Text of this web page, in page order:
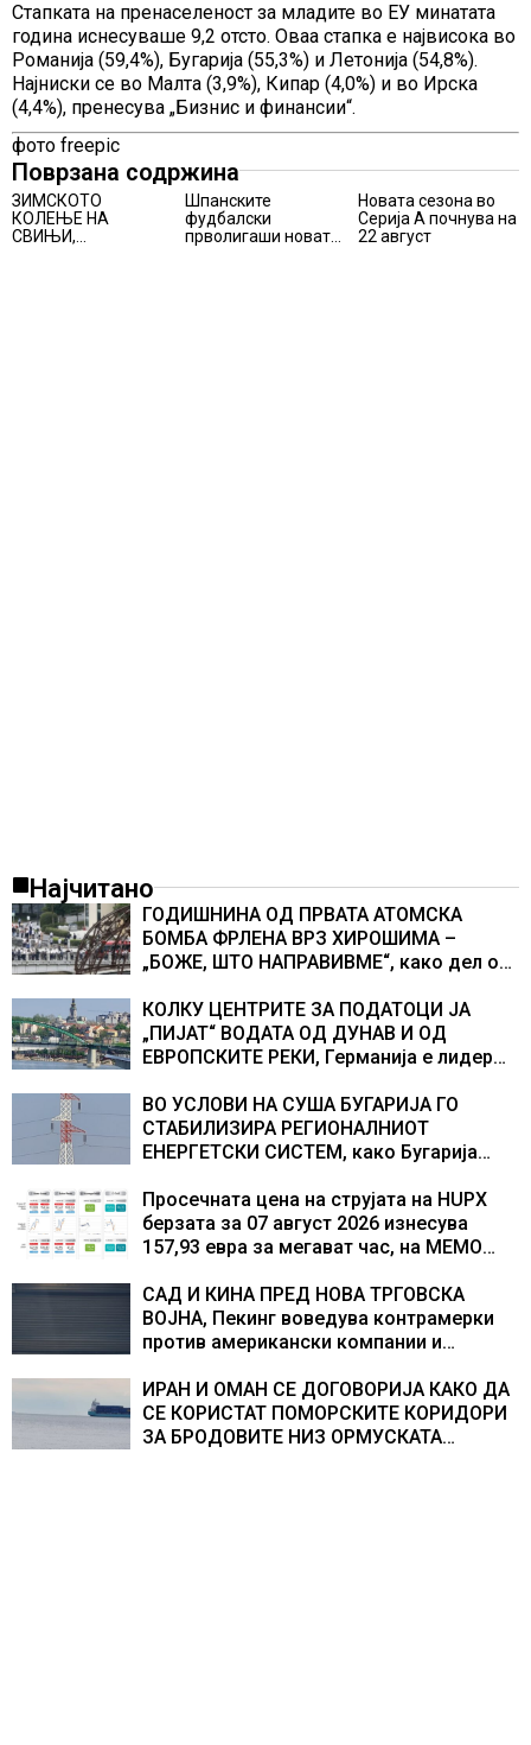
Стапката на пренаселеност за младите во ЕУ минатата
година иснесуваше 9,2 отсто. Оваа стапка е највисока во
Романија (59,4%), Бугарија (55,3%) и Летонија (54,8%).
Најниски се во Малта (3,9%), Кипар (4,0%) и во Ирска
(4,4%), пренесува „Бизнис и финансии“.
фото freepic
Поврзана содржина
ЗИМСКОТО
КОЛЕЊЕ НА
СВИЊИ,
Шпанските
фудбалски
прволигаши новата
Новата сезона во
Серија А почнува на
22 август
Најчитано
ГОДИШНИНА ОД ПРВАТА АТОМСКА
БОМБА ФРЛЕНА ВРЗ ХИРОШИМА –
„БОЖЕ, ШТО НАПРАВИВМЕ“, како дел од
учесниците во бомбардирањето го
доживуваа овој настан што го промени
текот на историјата
КОЛКУ ЦЕНТРИТЕ ЗА ПОДАТОЦИ ЈА
„ПИЈАТ“ ВОДАТА ОД ДУНАВ И ОД
ЕВРОПСКИТЕ РЕКИ, Германија е лидер
центри за податоци
ВО УСЛОВИ НА СУША БУГАРИЈА ГО
СТАБИЛИЗИРА РЕГИОНАЛНИОТ
ЕНЕРГЕТСКИ СИСТЕМ, како Бугарија
складирање на енергија од батерии
Просечната цена на струјата на HUPX
берзата за 07 август 2026 изнесува
157,93 евра за мегават час, на МЕМО
САД И КИНА ПРЕД НОВА ТРГОВСКА
ВОЈНА, Пекинг воведува контрамерки
против американски компании и
ИРАН И ОМАН СЕ ДОГОВОРИЈА КАКО ДА
СЕ КОРИСТАТ ПОМОРСКИТЕ КОРИДОРИ
ЗА БРОДОВИТЕ НИЗ ОРМУСКАТА